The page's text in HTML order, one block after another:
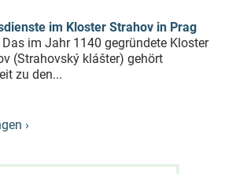
im Kloster Strahov in Prag
Das im Jahr 1140 gegründete Kloster
(Strahovský klášter) gehört
zu den...
›